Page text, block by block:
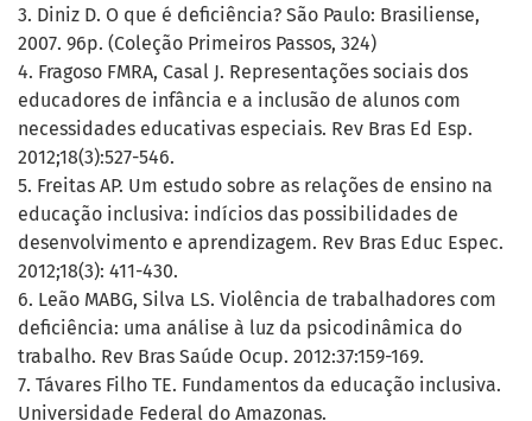
3. Diniz D. O que é deficiência? São Paulo: Brasiliense,
2007. 96p. (Coleção Primeiros Passos, 324)
4. Fragoso FMRA, Casal J. Representações sociais dos
educadores de infância e a inclusão de alunos com
necessidades educativas especiais. Rev Bras Ed Esp.
2012;18(3):527-546.
5. Freitas AP. Um estudo sobre as relações de ensino na
educação inclusiva: indícios das possibilidades de
desenvolvimento e aprendizagem. Rev Bras Educ Espec.
2012;18(3): 411-430.
6. Leão MABG, Silva LS. Violência de trabalhadores com
deficiência: uma análise à luz da psicodinâmica do
trabalho. Rev Bras Saúde Ocup. 2012:37:159-169.
7. Távares Filho TE. Fundamentos da educação inclusiva.
Universidade Federal do Amazonas.